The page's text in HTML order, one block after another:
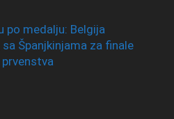
po medalju: Belgija
sa Španjkinjama za finale